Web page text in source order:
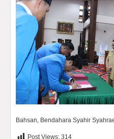
Bahsan, Bendahara Syahir
Post Views: 314